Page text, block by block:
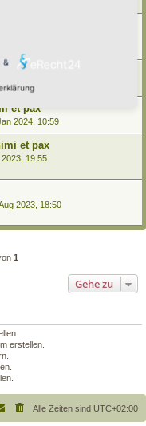
20:17
et pax
2024, 10:59
et pax
19:55
2023, 18:50
1
Gehe zu
erstellen.
Alle Zeiten sind UTC+02:00
&